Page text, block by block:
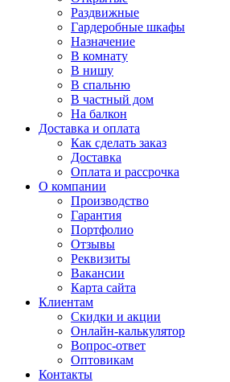
Раздвижные
Гардеробные шкафы
Назначение
В комнату
В нишу
В спальню
В частный дом
На балкон
Доставка и оплата
Как сделать заказ
Доставка
Оплата и рассрочка
О компании
Производство
Гарантия
Портфолио
Отзывы
Реквизиты
Вакансии
Карта сайта
Клиентам
Скидки и акции
Онлайн-калькулятор
Вопрос-ответ
Оптовикам
Контакты